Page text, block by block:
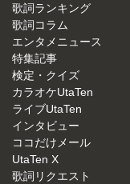
歌詞ランキング
歌詞コラム
エンタメニュース
特集記事
検定・クイズ
カラオケUtaTen
ライブUtaTen
インタビュー
ココだけメール
UtaTen X
歌詞リクエスト